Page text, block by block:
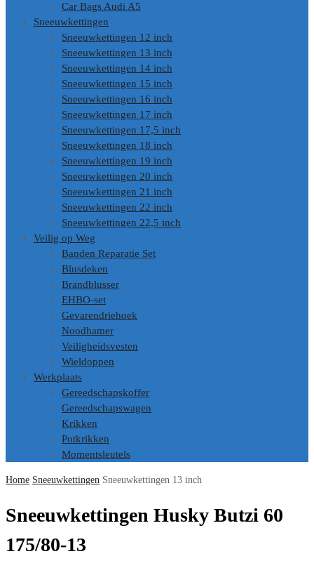
Car Bags Audi A5
Sneeuwkettingen
Sneeuwkettingen 12 inch
Sneeuwkettingen 13 inch
Sneeuwkettingen 14 inch
Sneeuwkettingen 15 inch
Sneeuwkettingen 16 inch
Sneeuwkettingen 17 inch
Sneeuwkettingen 17,5 inch
Sneeuwkettingen 18 inch
Sneeuwkettingen 19 inch
Sneeuwkettingen 20 inch
Sneeuwkettingen 21 inch
Sneeuwkettingen 22 inch
Sneeuwkettingen 22,5 inch
Veilig op Weg
Banden Reparatie Set
Blusdeken
Brandblusser
EHBO-set
Gevarendriehoek
Noodhamer
Veiligheidsvesten
Wieldoppen
Werkplaats
Gereedschapskoffer
Gereedschapswagen
Krikken
Potkrikken
Momentsleutels
Home Sneeuwkettingen Sneeuwkettingen 13 inch
Sneeuwkettingen Husky Butzi 60
175/80-13